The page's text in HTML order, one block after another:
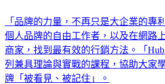
「品牌的力量，不再只是大企業的專
個人品牌的自由工作者，以及在網路
商家，找到最有效的行銷方法。「
列兼具理論與實戰的課程，協助大家
牌「被看見、被記住」。